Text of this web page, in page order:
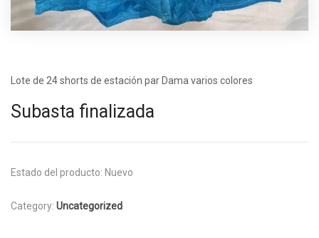
Lote de 24 shorts de estación par Dama varios colores
Subasta finalizada
Estado del producto: Nuevo
Category: Uncategorized